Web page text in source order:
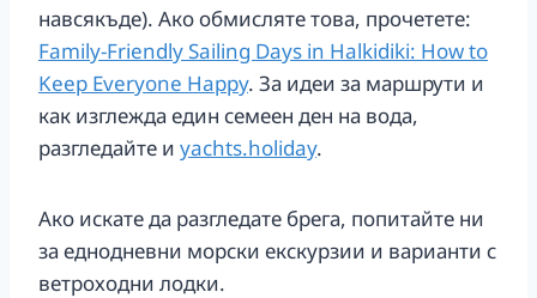
навсякъде). Ако обмисляте това, прочетете:
Family-Friendly Sailing Days in Halkidiki: How to
Keep Everyone Happy. За идеи за маршрути и
как изглежда един семеен ден на вода,
разгледайте и yachts.holiday.
Ако искате да разгледате брега, попитайте ни
за еднодневни морски екскурзии и варианти с
ветроходни лодки.